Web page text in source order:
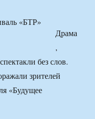
Драма
,
без слов.
зрителей
«Будущее